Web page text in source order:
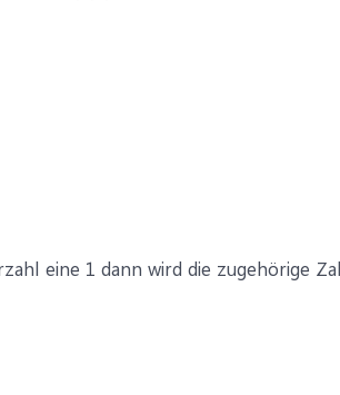
eine 1 dann wird die zugehörige